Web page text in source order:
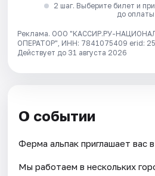
2 шаг. Выберите билет и
до оплаты
Реклама. ООО "КАССИР.РУ-
ОПЕРАТОР", ИНН: 7841075409 erid:
Действует до 31 августа 2026
О событии
Ферма альпак приглашает вас в
Мы работаем в нескольких